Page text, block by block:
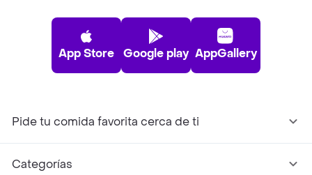
App Store Google play AppGallery
Pide tu comida favorita cerca de ti
Categorías